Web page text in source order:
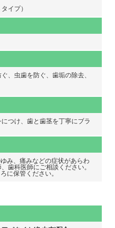
イプ）
、虫歯を防ぐ、歯垢の除去、
つけ、歯と歯茎を丁寧にブラ
み、痛みなどの症状があらわ
歯科医師にご相談ください。
に保管ください。